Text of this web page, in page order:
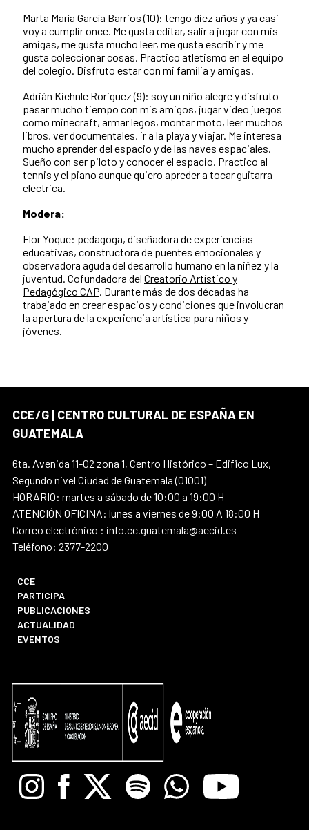
Marta María García Barrios (10): tengo diez años y ya casi
voy a cumplir once. Me gusta editar, salir a jugar con mis
amigas, me gusta mucho leer, me gusta escribir y me
gusta coleccionar cosas. Practico atletismo en el equipo
del colegio. Disfruto estar con mi familia y amigas.
Adrián Kiehnle Roriguez (9): soy un niño alegre y disfruto
pasar mucho tiempo con mis amigos, jugar video juegos
como minecraft, armar legos, montar moto, leer muchos
libros, ver documentales, ir a la playa y viajar. Me interesa
mucho aprender del espacio y de las naves espaciales.
Sueño con ser piloto y conocer el espacio. Practico al
tennis y el piano aunque quiero apreder a tocar guitarra
electrica.
Modera:
Flor Yoque: pedagoga, diseñadora de experiencias
educativas, constructora de puentes emocionales y
observadora aguda del desarrollo humano en la niñez y la
juventud. Cofundadora del Creatorio Artístico y
Pedagógico CAP. Durante más de dos décadas ha
trabajado en crear espacios y condiciones que involucran
la apertura de la experiencia artística para niños y
jóvenes.
CCE/G | CENTRO CULTURAL DE ESPAÑA EN
GUATEMALA
6ta. Avenida 11-02 zona 1, Centro Histórico – Edifico Lux,
Segundo nivel Ciudad de Guatemala (01001)
HORARIO: martes a sábado de 10:00 a 19:00 H
ATENCIÓN OFICINA: lunes a viernes de 9:00 A 18:00 H
Correo electrónico : info.cc.guatemala@aecid.es
Teléfono: 2377-2200
CCE
PARTICIPA
PUBLICACIONES
ACTUALIDAD
EVENTOS
InstagramFacebook
X Spotify WhatsappYoutube